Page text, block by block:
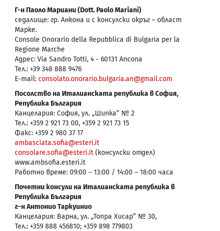
Г-н Паоло Мариани (Dott. Paolo Mariani)
седалище: гр. Анкона и с консулски окръг – област
Марке.
Console Onorario della Repubblica di Bulgaria per la
Regione Marche
Адрес: Via Sandro Totti, 4 - 60131 Ancona
Тел.: +39 348 888 9476
E-mail: consolato.onorario.bulgaria.an@gmail.com
Посолство на Италианската република в София,
Република България
Канцелария: София, ул. „Шипка” № 2
Тел.: +359 2 921 73 00, +359 2 921 73 15
Факс: +359 2 980 37 17
ambasciata.sofia@esteri.it
consolare.sofia@esteri.it (консулски отдел)
www.ambsofia.esteri.it
Работно време: 09:00 – 13:00 / 14:00 – 18:00 часа
Почетни консули на Италианската република в
Република България
г-н Антонио Таркуинио
Канцелария: Варна, ул. „Топра Хисар” № 30,
Тел.: +359 888 456810; +359 898 779803